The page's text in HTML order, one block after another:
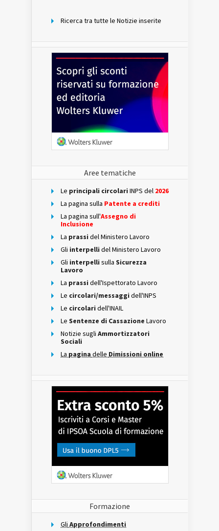
Ricerca tra tutte le Notizie inserite
Aree tematiche
Le principali circolari INPS del 2026
La pagina sulla Patente a crediti
La pagina sull'Assegno di
Inclusione
La prassi del Ministero Lavoro
Gli interpelli del Ministero Lavoro
Gli interpelli sulla Sicurezza
Lavoro
La prassi dell'Ispettorato Lavoro
Le circolari/messaggi dell'INPS
Le circolari dell'INAIL
Le Sentenze di Cassazione Lavoro
Notizie sugli Ammortizzatori
Sociali
La pagina delle Dimissioni online
Formazione
Gli Approfondimenti